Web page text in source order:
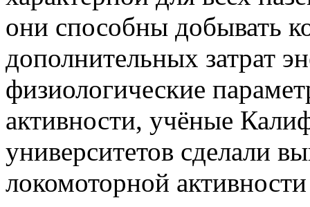
они способны добывать
дополнительных затрат
физиологические
активности, учёные
университетов сделали
локомоторной